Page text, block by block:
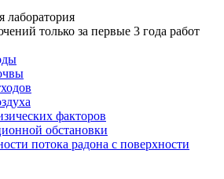
только за первые 3 года работ
факторов
обстановки
потока радона с поверхности